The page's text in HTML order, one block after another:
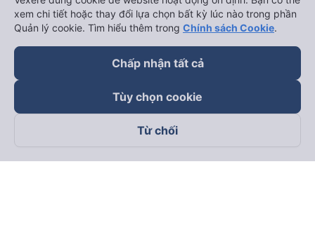
Theo dõi chúng tôi trên
xem chi tiết hoặc thay đổi lựa chọn bất kỳ lúc nào trong phần
Quản lý cookie. Tìm hiểu thêm trong Chính sách Cookie.
Chấp nhận tất cả
Tùy chọn cookie
Từ chối